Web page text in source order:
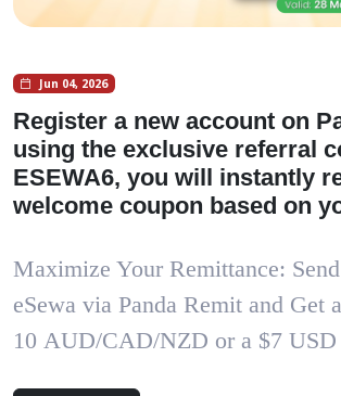
Jun 04, 2026
Register a new account on
using the exclusive referral
ESEWA6, you will instantly
welcome coupon based on
Maximize Your Remittance:
eSewa via Panda Remit and Get a
10 AUD/CAD/NZD or a $7 USD